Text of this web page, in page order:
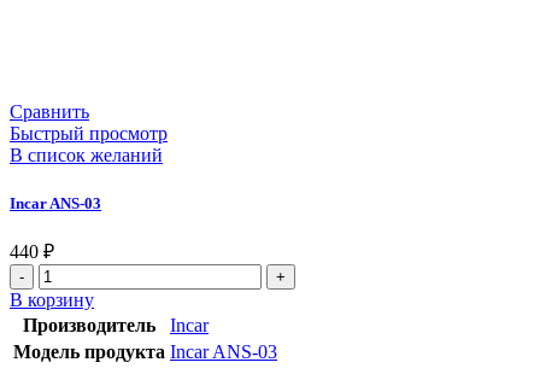
Сравнить
Быстрый просмотр
В список желаний
Incar ANS-03
440 ₽
В корзину
Производитель
Incar
Модель продукта Incar ANS-03